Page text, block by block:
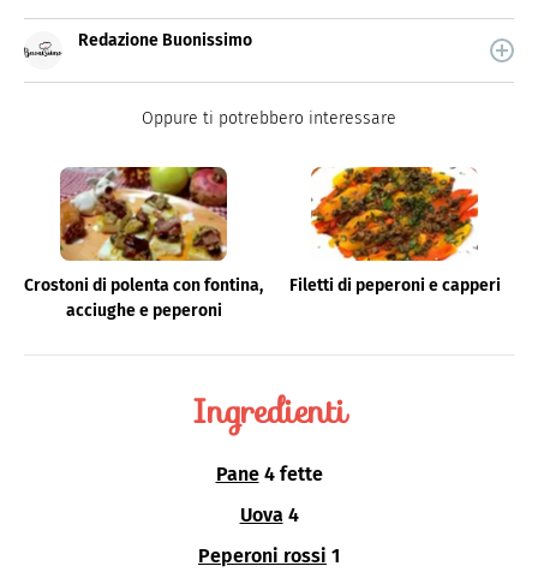
Redazione Buonissimo
quale trovi idee veloci, facili e spiegate passo passo.
Oppure ti potrebbero interessare
Crostoni di polenta con fontina,
acciughe e peperoni
Filetti di peperoni e capperi
Ingredienti
Pane 4 fette
Uova 4
Peperoni rossi 1